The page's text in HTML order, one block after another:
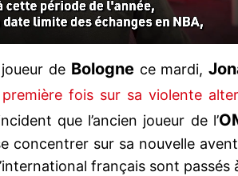
de Bolognece mardi,
fois sur sa violente
que l’ancien joueur de l’
concentrer sur sa nouvelle
français sont passés